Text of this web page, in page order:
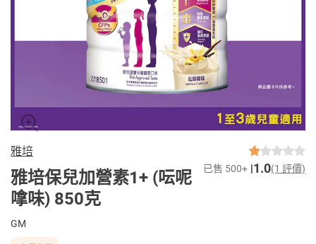
雅培
雅培保兒加營素1+ (呍呢
嗱味) 850克
已售 500+ 1.0(1 評價)
GM